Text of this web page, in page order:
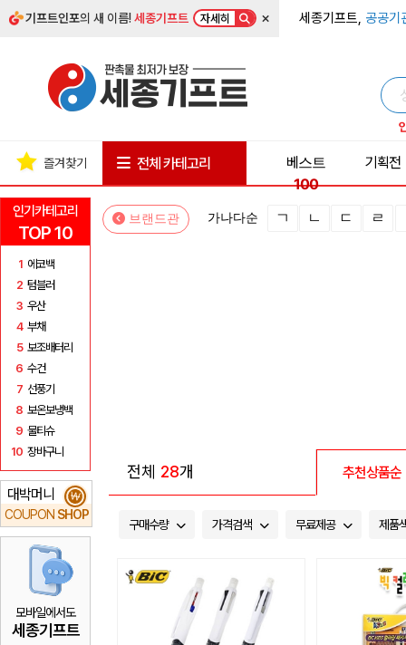
기프트인포의 새 이름!세종기프트 자세히 × 세종기프트, 공공기
인기카테고리
TOP 10
1 에코백
2 텀블러
3 우산
4 부채
5 보조배터리
6 수건
7 선풍기
8 보온보냉백
9 물티슈
10 장바구니
대박머니
COUPON SHOP
₩
모바일에서도
세종기프트
즐겨찾기 전체 카테고리
베스트
100
기획전
브랜드관 가나다순 ㄱ ㄴ ㄷ ㄹ
전체 28개 추천상품순
구매수량 가격검색 무료제공 제품